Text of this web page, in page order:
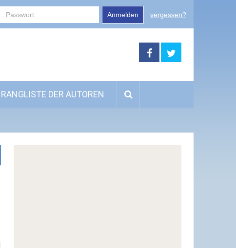
Anmelden vergessen?
RANGLISTE DER AUTOREN